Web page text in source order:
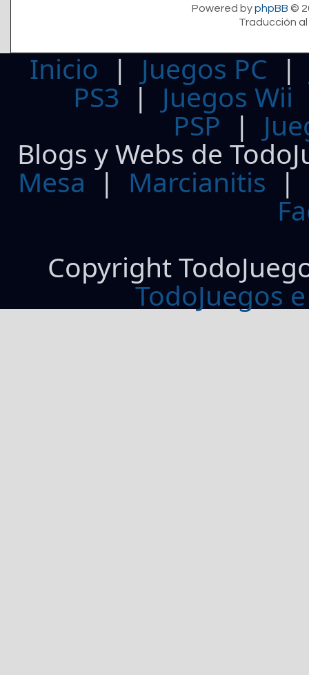
Powered byphpBB ©
Traducción
Inicio | Juegos PC
PS3| Juegos Wii
PSP |
Blogs y Webs de
Mesa | Marcianitis |
Copyright
TodoJuegos